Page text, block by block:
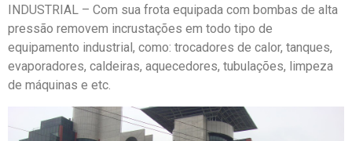
INDUSTRIAL – Com sua frota equipada com bombas de alta
pressão removem incrustações em todo tipo de
equipamento industrial, como: trocadores de calor, tanques,
evaporadores, caldeiras, aquecedores, tubulações, limpeza
de máquinas e etc.